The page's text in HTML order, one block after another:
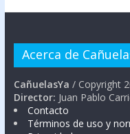
Acerca de
CañuelasYa / Copyright
Director: Juan Pablo
Contacto
Términos de uso y